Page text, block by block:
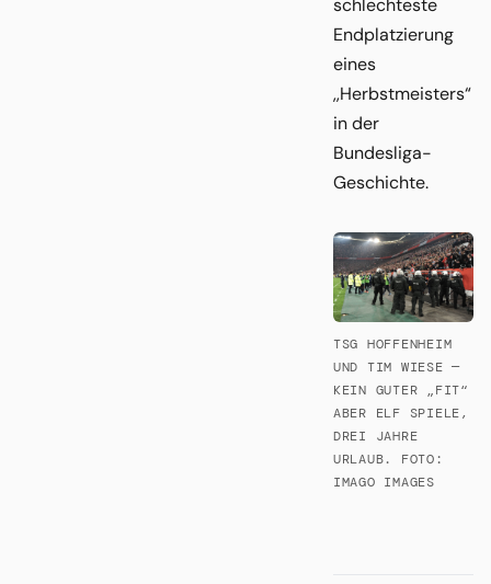
schlechteste
Endplatzierung
eines
,,Herbstmeisters“
in der
Bundesliga-
Geschichte.
TSG HOFFENHEIM
UND TIM WIESE —
KEIN GUTER „FIT“
ABER ELF SPIELE,
DREI JAHRE
URLAUB. FOTO:
IMAGO IMAGES